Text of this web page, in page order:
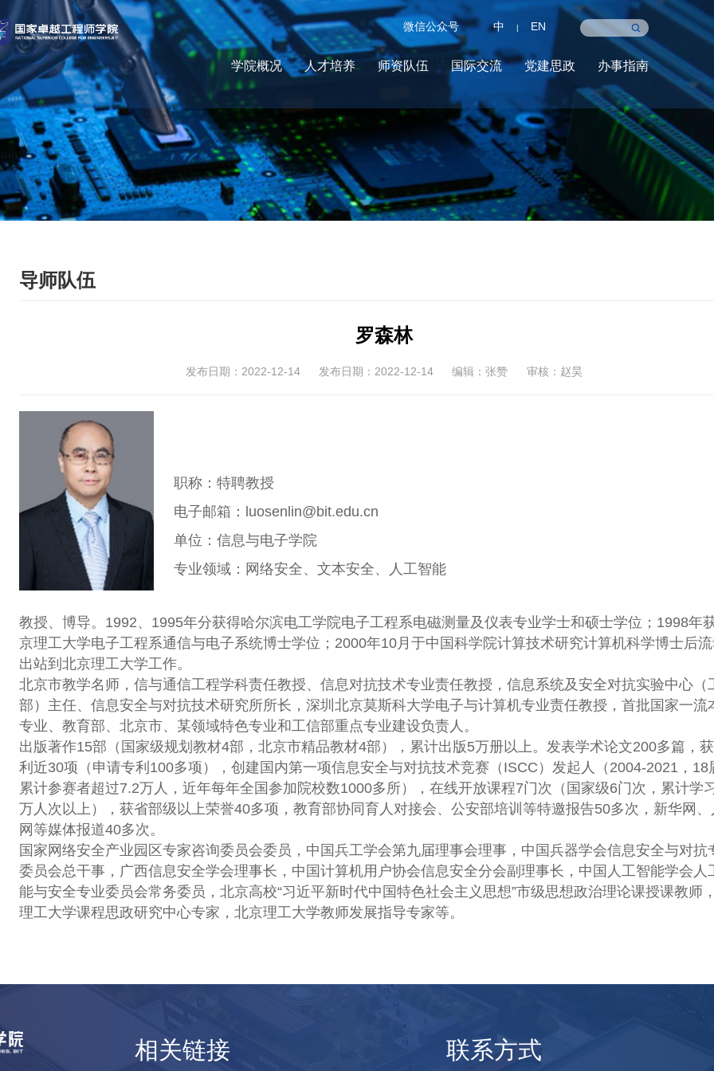
学院概况 人才培养 师资队伍 国际交流 党建思政 办事指南
微信公众号 中 | EN
导师队伍
罗森林
发布日期：2022-12-14 发布日期：2022-12-14 编辑：张赞 审核：赵昊
职称：特聘教授
电子邮箱：luosenlin@bit.edu.cn
单位：信息与电子学院
专业领域：网络安全、文本安全、人工智能
教授、博导。1992、1995年分获得哈尔滨电工学院电子工程系电磁测量及仪表专业学士和硕士学位；1998年
京理工大学电子工程系通信与电子系统博士学位；2000年10月于中国科学院计算技术研究计算机科学博士后
出站到北京理工大学工作。
北京市教学名师，信与通信工程学科责任教授、信息对抗技术专业责任教授，信息系统及安全对抗实验中心（
部）主任、信息安全与对抗技术研究所所长，深圳北京莫斯科大学电子与计算机专业责任教授，首批国家一流
专业、教育部、北京市、某领域特色专业和工信部重点专业建设负责人。
出版著作15部（国家级规划教材4部，北京市精品教材4部），累计出版5万册以上。发表学术论文200多篇，
利近30项（申请专利100多项），创建国内第一项信息安全与对抗技术竞赛（ISCC）发起人（2004-2021，18
累计参赛者超过7.2万人，近年每年全国参加院校数1000多所），在线开放课程7门次（国家级6门次，累计学
万人次以上），获省部级以上荣誉40多项，教育部协同育人对接会、公安部培训等特邀报告50多次，新华网、
网等媒体报道40多次。
国家网络安全产业园区专家咨询委员会委员，中国兵工学会第九届理事会理事，中国兵器学会信息安全与对抗
委员会总干事，广西信息安全学会理事长，中国计算机用户协会信息安全分会副理事长，中国人工智能学会人
能与安全专业委员会常务委员，北京高校“习近平新时代中国特色社会主义思想”市级思想政治理论课授课教师
理工大学课程思政研究中心专家，北京理工大学教师发展指导专家等。
相关链接 联系方式